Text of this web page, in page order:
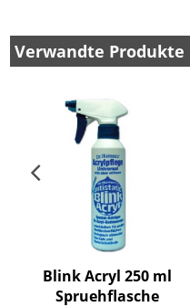
Verwandte Produkte
Blink Acryl 250 ml
Spruehflasche